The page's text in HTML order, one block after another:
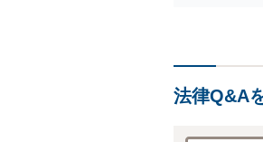
法律Q&A